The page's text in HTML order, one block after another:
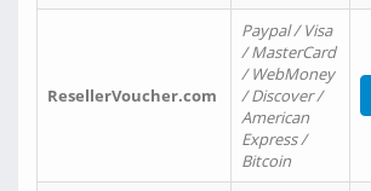
ResellerVoucher.com
Paypal / Visa
/ MasterCard
/ WebMoney
/ Discover /
American
Express /
Bitcoin